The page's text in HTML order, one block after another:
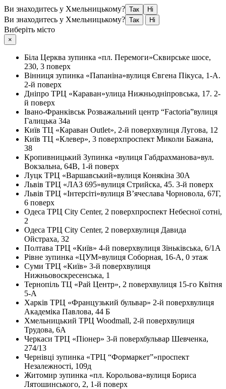
Ви знаходитесь у Хмельницькому? Так Ні
Ви знаходитесь у Хмельницькому? Так Ні
Виберіть місто
×
Біла Церква зупинка «пл. Перемоги»Сквирське шосе,
230, 3 поверх
Вінниця зупинка «Папаніна»вулиця Євгена Пікуса, 1-А.
2-й поверх
Дніпро ТРЦ «Караван»улица Нижньодніпровська, 17. 2-
й поверх
Івано-Франківськ Розважальний центр “Factoria”вулиця
Галицька 34а
Київ ТЦ «Караван Outlet», 2-й поверхвулиця Лугова, 12
Київ ТЦ «Клевер», 3 поверхпроспект Миколи Бажана,
38
Кропивницький Зупинка «вулиця Габдрахманова»вул.
Вокзальна, 64В, 1-й поверх
Луцк ТРЦ «Варшавський»вулиця Конякіна 30А
Львів ТРЦ «ЛАЗ 695»вулиця Стрийска, 45. 3-й поверх
Львів ТРЦ «Інтерсіті»вулиця В’ячеслава Чорновола, 67Г,
6 поверх
Одеса ТРЦ City Center, 2 поверхпроспект Небесної сотні,
2
Одеса ТРЦ City Center, 2 поверхвулиця Давида
Ойстраха, 32
Полтава ТРЦ «Київ» 4-й поверхвулиця Зіньківська, 6/1А
Рівне зупинка «ЦУМ»вулиця Соборная, 16-А, 0 этаж
Суми ТРЦ «Київ» 3-й поверхвулиця
Нижньовоскресенська, 1
Тернопіль ТЦ «Рай Центр», 2 поверхвулиця 15-го Квітня
5-А
Харків ТРЦ «Французький бульвар» 2-й поверхвулиця
Академіка Павлова, 44 Б
Хмельницький ТРЦ Woodmall, 2-й поверхвулиця
Трудова, 6А
Черкаси ТРЦ «Піонер» 3-й поверхбульвар Шевченка,
274/13
Чернівці зупинка «ТРЦ “Формаркет”»проспект
Незалежності, 109д
Житомир зупинка «пл. Корольова»вулиця Бориса
Лятошинського, 2, 1-й поверх